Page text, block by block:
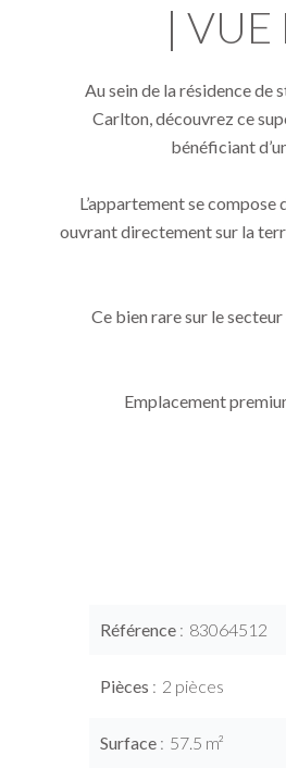
|
Au sein de la résidence de
Carlton, découvrez ce
bénéficiant
L’appartement se compose
ouvrant directement sur la
Ce bien rare sur le
Emplacement
Référence 83064512
Pièces 2 pièces
Surface 57.5 m²